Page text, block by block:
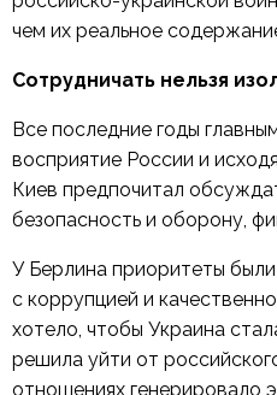
чем их реальное
Сотрудничать нельзя
Все последние годы
восприятие России и
Киев предпочитал
безопасность и оборону,
У Берлина приоритеты
с коррупцией и
хотело, чтобы Украина
решила уйти от
отношениях генерировало